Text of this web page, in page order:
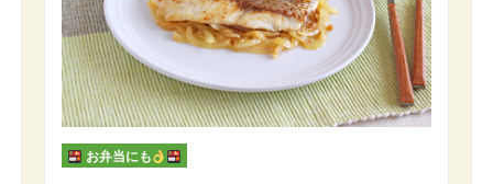
お弁当にも